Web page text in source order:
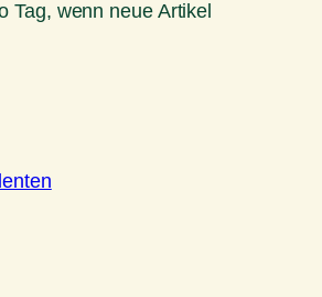
Tag, wenn neue Artikel